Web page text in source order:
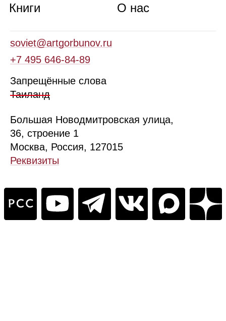
Книги
О нас
soviet@artgorbunov.ru
+7 495 646‑84‑89
Запрещённые слова
Таиланд
Большая Новодмитровская улица,
36, строение 1
Москва, Россия, 127015
Реквизиты